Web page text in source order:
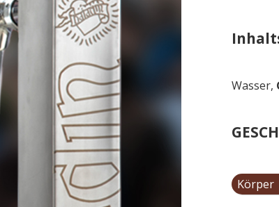
Wasser,
Körper